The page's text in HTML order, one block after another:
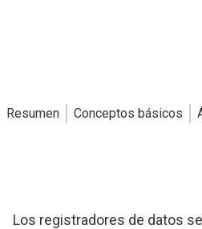
Resumen Conceptos básicos
Los registradores de datos